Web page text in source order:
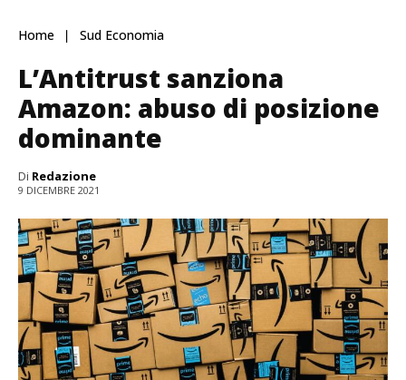
Home Sud Economia
L’Antitrust sanziona
Amazon: abuso di posizione
dominante
Di Redazione
9 DICEMBRE 2021